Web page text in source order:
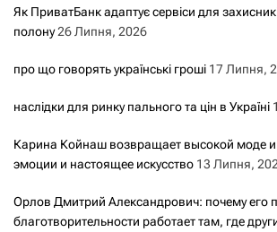
Як ПриватБанк адаптує сервіси для
полону26 Липня, 2026
про що говорять українські гроші 17 Липня,
наслідки для ринку пального та цін в Україні
Карина Койнаш возвращает высокой моде
эмоции и настоящее искусство 13 Липня,
Орлов Дмитрий Александрович: почему его
благотворительности работает там, где